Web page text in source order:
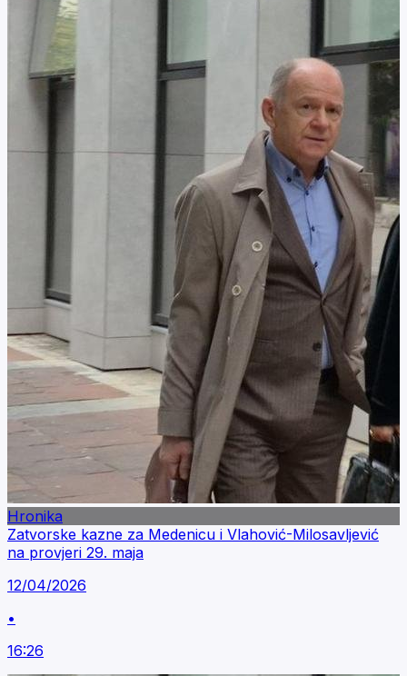
Hronika
Zatvorske kazne za Medenicu i Vlahović-Milosavljević
na provjeri 29. maja
12/04/2026
•
16:26